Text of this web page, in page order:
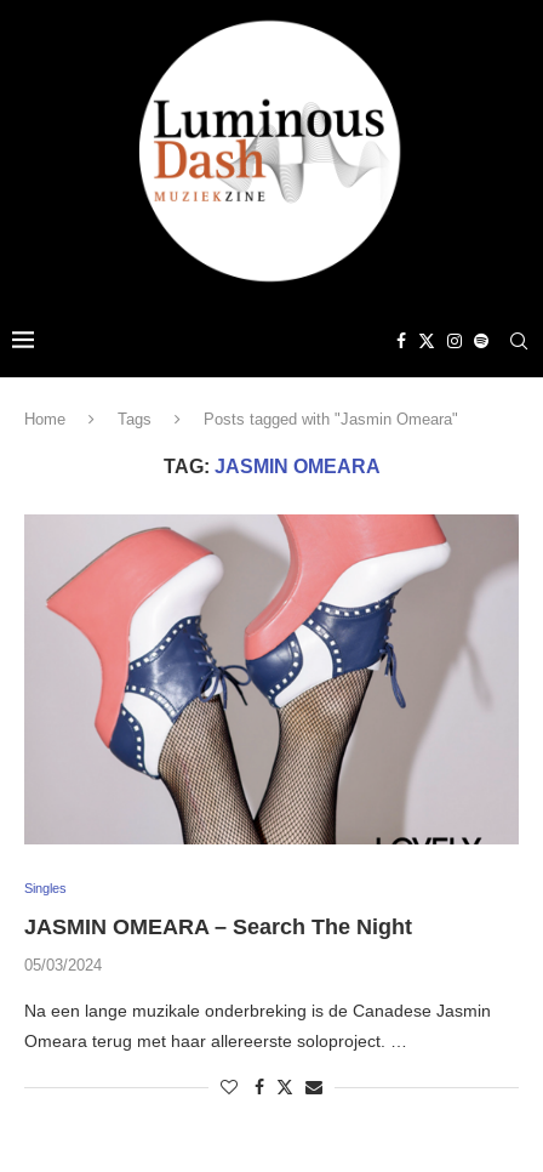
Home Tags Posts tagged with "Jasmin Omeara"
TAG: JASMIN OMEARA
Singles
JASMIN OMEARA – Search The Night
05/03/2024
Na een lange muzikale onderbreking is de Canadese Jasmin
Omeara terug met haar allereerste soloproject. …